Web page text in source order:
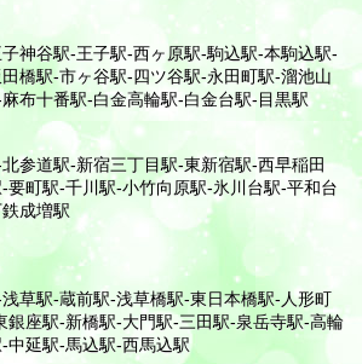
神谷駅-王子駅-西ヶ原駅-駒込駅-本駒込駅-
橋駅-市ヶ谷駅-四ツ谷駅-永田町駅-溜池山
布十番駅-白金高輪駅-白金台駅-目黒駅
参道駅-新宿三丁目駅-東新宿駅-西早稲田
要町駅-千川駅-小竹向原駅-氷川台駅-平和台
成増駅
草駅-蔵前駅-浅草橋駅-東日本橋駅-人形町
銀座駅-新橋駅-大門駅-三田駅-泉岳寺駅-高輪
中延駅-馬込駅-西馬込駅